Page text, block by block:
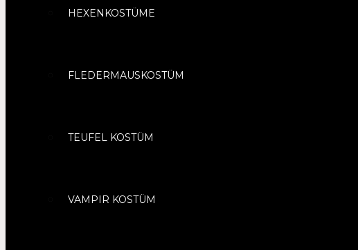
HEXENKOSTÜME
FLEDERMAUSKOSTÜM
TEUFEL KOSTÜM
VAMPIR KOSTÜM